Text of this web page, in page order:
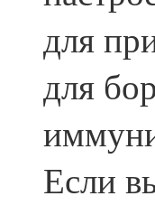
для
для
Если